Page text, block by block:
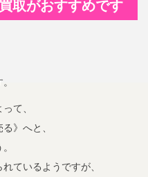
取がおすすめです
て、
》へと、
ているようですが、